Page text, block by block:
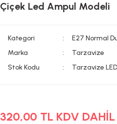
Çiçek Led Ampul Modeli
Kategori
E27 Normal
Marka
Tarzavize
Stok Kodu
Tarzavize
320,00 TL KDV DAHİL